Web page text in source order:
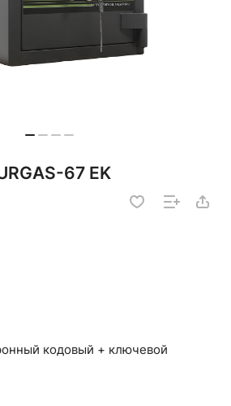
67 EK
кодовый + ключевой